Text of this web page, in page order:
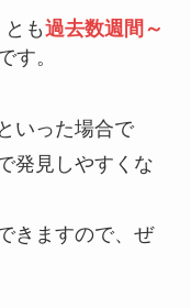
も過去数週間～
す。
いった場合で
発見しやすくな
きますので、ぜ